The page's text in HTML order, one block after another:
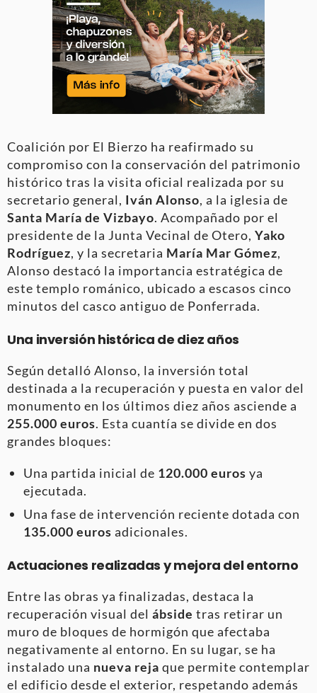
Coalición por El Bierzo ha reafirmado su
compromiso con la conservación del patrimonio
histórico tras la visita oficial realizada por su
secretario general, Iván Alonso, a la iglesia de
Santa María de Vizbayo. Acompañado por el
presidente de la Junta Vecinal de Otero, Yako
Rodríguez, y la secretaria María Mar Gómez,
Alonso destacó la importancia estratégica de
este templo románico, ubicado a escasos cinco
minutos del casco antiguo de Ponferrada.
Una inversión histórica de diez años
Según detalló Alonso, la inversión total
destinada a la recuperación y puesta en valor del
monumento en los últimos diez años asciende a
255.000 euros. Esta cuantía se divide en dos
grandes bloques:
Una partida inicial de 120.000 euros ya
ejecutada.
Una fase de intervención reciente dotada con
135.000 euros adicionales.
Actuaciones realizadas y mejora del entorno
Entre las obras ya finalizadas, destaca la
recuperación visual del ábside tras retirar un
muro de bloques de hormigón que afectaba
negativamente al entorno. En su lugar, se ha
instalado una nueva reja que permite contemplar
el edificio desde el exterior, respetando además